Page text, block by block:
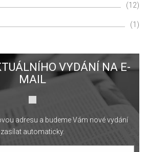
(12)
(1)
VYDÁNÍ NA E-
MAIL
adresu a budeme Vám nové vydání
zasílat automaticky.